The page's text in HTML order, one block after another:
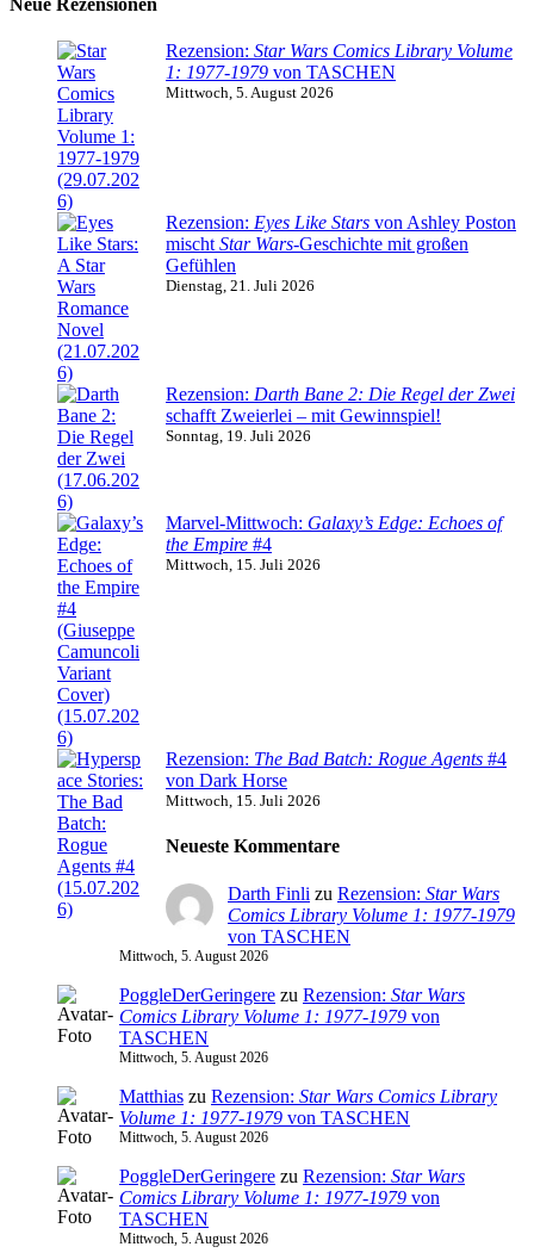
Neue Rezensionen
Rezension: Star Wars Comics Library Volume
1: 1977-1979 von TASCHEN
Mittwoch, 5. August 2026
Rezension: Eyes Like Stars von Ashley Poston
mischt Star Wars-Geschichte mit großen
Gefühlen
Dienstag, 21. Juli 2026
Rezension: Darth Bane 2: Die Regel der Zwei
schafft Zweierlei – mit Gewinnspiel!
Sonntag, 19. Juli 2026
Marvel-Mittwoch: Galaxy’s Edge: Echoes of
the Empire #4
Mittwoch, 15. Juli 2026
Rezension: The Bad Batch: Rogue Agents #4
von Dark Horse
Mittwoch, 15. Juli 2026
Neueste Kommentare
Darth Finli zu Rezension: Star Wars
Comics Library Volume 1: 1977-1979
von TASCHEN
Mittwoch, 5. August 2026
PoggleDerGeringere zu Rezension: Star Wars
Comics Library Volume 1: 1977-1979 von
TASCHEN
Mittwoch, 5. August 2026
Matthias zu Rezension: Star Wars Comics Library
Volume 1: 1977-1979 von TASCHEN
Mittwoch, 5. August 2026
PoggleDerGeringere zu Rezension: Star Wars
Comics Library Volume 1: 1977-1979 von
TASCHEN
Mittwoch, 5. August 2026